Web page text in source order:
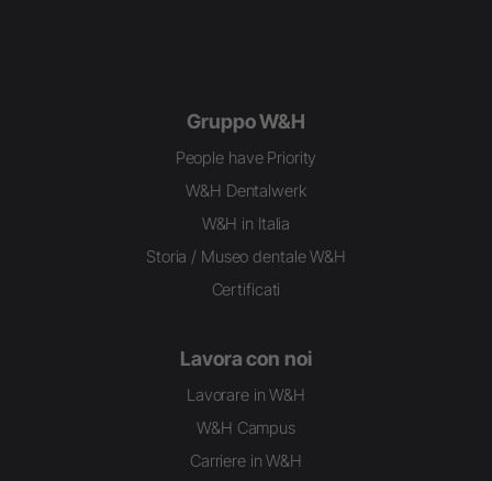
Gruppo W&H
People have Priority
W&H Dentalwerk
W&H in Italia
Storia / Museo dentale W&H
Certificati
Lavora con noi
Lavorare in W&H
W&H Campus
Carriere in W&H